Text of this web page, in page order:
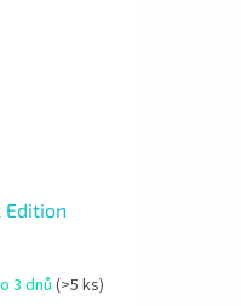
Edition
3 dnů(>5 ks)